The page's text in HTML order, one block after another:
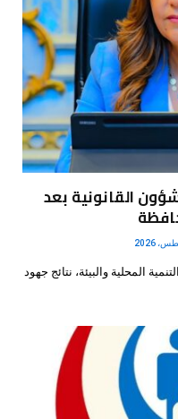
والشؤون القانونية بعد
المحلية والبيئة، نتائج جهود